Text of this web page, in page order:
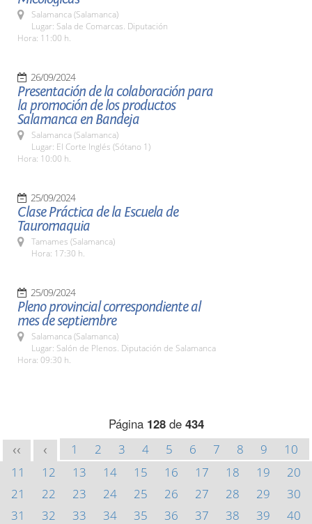
Salamanca (Salamanca)
Lugar: Sala de Comarcas. Diputación
Hora: 11:00 h.
26/09/2024
Presentación de la colaboración para
la promoción de los productos
Salamanca en Bandeja
Salamanca (Salamanca)
Lugar: El Corte Inglés (Sótano 1)
Hora: 10:00 h.
25/09/2024
Clase Práctica de la Escuela de
Tauromaquia
Tamames (Salamanca)
Hora: 17:30 h.
25/09/2024
Pleno provincial correspondiente al
mes de septiembre
Salamanca (Salamanca)
Lugar: Salón de Plenos. Diputación de Salamanca
Hora: 09:30 h.
Página 128de 434
<< < 1 2 3 4 5 6 7 8 9
10
11
12 13 14 15 16 17 18 19
20
21
22 23 24 25 26 27 28 29
30
31
32 33 34 35 36 37 38 39
40